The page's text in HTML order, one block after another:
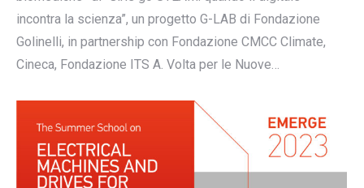
incontra la scienza”, un progetto G-LAB di Fondazione
Golinelli, in partnership con Fondazione CMCC Climate,
Cineca, Fondazione ITS A. Volta per le Nuove…